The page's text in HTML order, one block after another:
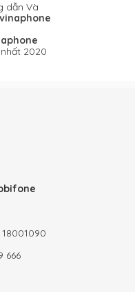
dẫn Và
2020
666